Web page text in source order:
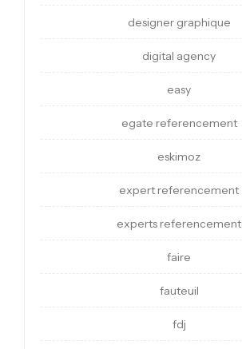
designer graphique
digital agency
easy
egate referencement
eskimoz
expert referencement
experts referencement
faire
fauteuil
fdj